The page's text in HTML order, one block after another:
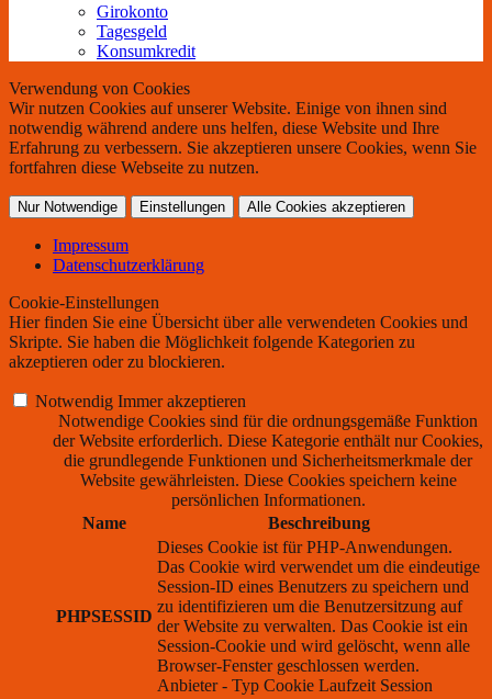
Girokonto
Tagesgeld
Konsumkredit
Verwendung von Cookies
Wir nutzen Cookies auf unserer Website. Einige von ihnen sind
notwendig während andere uns helfen, diese Website und Ihre
Erfahrung zu verbessern. Sie akzeptieren unsere Cookies, wenn Sie
fortfahren diese Webseite zu nutzen.
Nur Notwendige Einstellungen Alle Cookies akzeptieren
Impressum
Datenschutzerklärung
Cookie-Einstellungen
Hier finden Sie eine Übersicht über alle verwendeten Cookies und
Skripte. Sie haben die Möglichkeit folgende Kategorien zu
akzeptieren oder zu blockieren.
Notwendig Immer akzeptieren
Notwendige Cookies sind für die ordnungsgemäße Funktion
der Website erforderlich. Diese Kategorie enthält nur Cookies,
die grundlegende Funktionen und Sicherheitsmerkmale der
Website gewährleisten. Diese Cookies speichern keine
persönlichen Informationen.
Name
Beschreibung
PHPSESSID
Dieses Cookie ist für PHP-Anwendungen.
Das Cookie wird verwendet um die eindeutige
Session-ID eines Benutzers zu speichern und
zu identifizieren um die Benutzersitzung auf
der Website zu verwalten. Das Cookie ist ein
Session-Cookie und wird gelöscht, wenn alle
Browser-Fenster geschlossen werden.
Anbieter - Typ Cookie Laufzeit Session